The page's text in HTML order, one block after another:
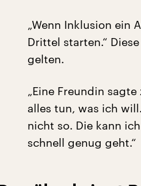
„Wenn Inklusion ein
Drittel starten.“
gelten.
„Eine Freundin
alles tun, was ich
nicht so. Die kann
schnell genug geht.“